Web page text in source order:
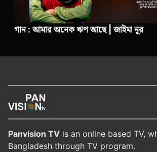
গান : আমার অনেক ঋণ আছে | জাইমা নূর
Panvision TV is an online based TV,
Bangladesh through TV program.